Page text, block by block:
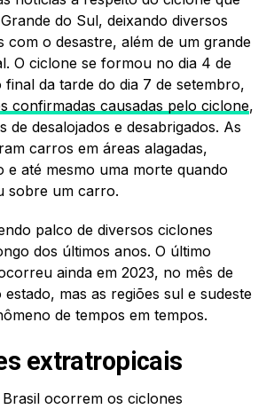
do Sul, deixando diversos
com o desastre, além de um grande
O ciclone se formou no dia 4 de
da tarde do dia 7 de setembro,
confirmadas causadas pelo ciclone,
de desalojados e desabrigados. As
carros em áreas alagadas,
e até mesmo uma morte quando
sobre um carro.
palco de diversos ciclones
dos últimos anos. O último
ainda em 2023, no mês de
mas as regiões sul e sudeste
de tempos em tempos.
extratropicais
ocorrem os ciclones